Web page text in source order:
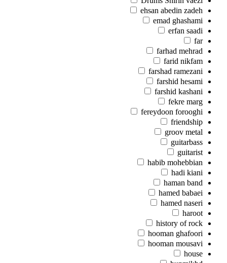
ehsan abedin zadeh
emad ghashami
erfan saadi
far
farhad mehrad
farid nikfam
farshad ramezani
farshid hesami
farshid kashani
fekre marg
fereydoon forooghi
friendship
groov metal
guitarbass
guitarist
habib mohebbian
hadi kiani
haman band
hamed babaei
hamed naseri
haroot
history of rock
hooman ghafoori
hooman mousavi
house